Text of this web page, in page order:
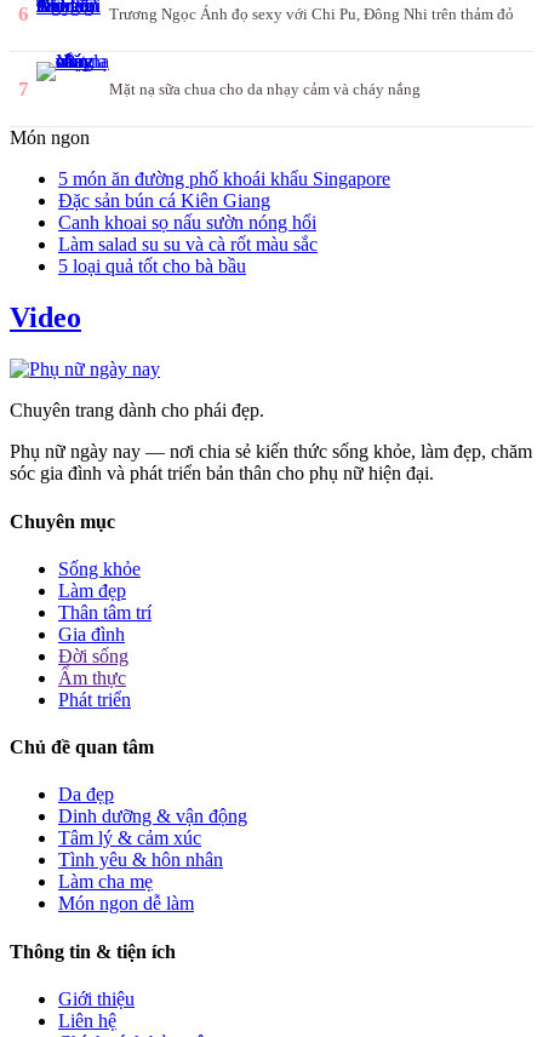
6 Trương Ngọc Ánh đọ sexy với Chi Pu, Đông Nhi trên thảm đỏ
7 Mặt nạ sữa chua cho da nhạy cảm và cháy nắng
Món ngon
5 món ăn đường phố khoái khẩu Singapore
Đặc sản bún cá Kiên Giang
Canh khoai sọ nấu sườn nóng hổi
Làm salad su su và cà rốt màu sắc
5 loại quả tốt cho bà bầu
Video
Chuyên trang dành cho phái đẹp.
Phụ nữ ngày nay — nơi chia sẻ kiến thức sống khỏe, làm đẹp, chăm
sóc gia đình và phát triển bản thân cho phụ nữ hiện đại.
Chuyên mục
Sống khỏe
Làm đẹp
Thân tâm trí
Gia đình
Đời sống
Ẩm thực
Phát triển
Chủ đề quan tâm
Da đẹp
Dinh dưỡng & vận động
Tâm lý & cảm xúc
Tình yêu & hôn nhân
Làm cha mẹ
Món ngon dễ làm
Thông tin & tiện ích
Giới thiệu
Liên hệ